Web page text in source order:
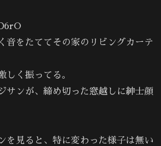
音をたててその家のリビングカーテ
しく振ってる。
サンが、締め切った窓越しに紳士顔
を見ると、特に変わった様子は無い